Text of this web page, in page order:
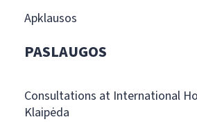
Apklausos
PASLAUGOS
Consultations at International
Klaipėda